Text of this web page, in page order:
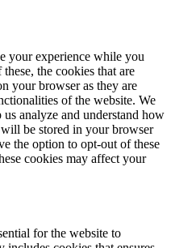
your experience while you
the cookies that are
your browser as they are
of the website. We
analyze and understand how
be stored in your browser
the option to opt-out of these
cookies may affect your
for the website to